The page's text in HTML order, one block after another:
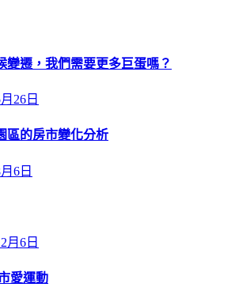
變遷，我們需要更多巨蛋嗎？
26日
區的房市變化分析
6日
月6日
愛運動